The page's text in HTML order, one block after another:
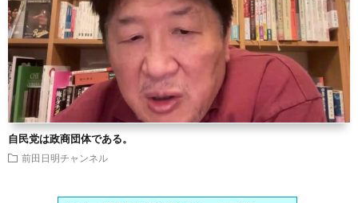
自民党は政商団体である。
前田日明チャンネル